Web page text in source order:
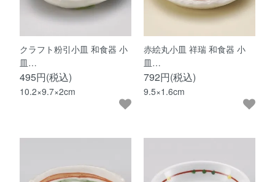
クラフト粉引小皿 和食器 小
皿…
495円(税込)
10.2×9.7×2cm
赤絵丸小皿 祥瑞 和食器 小
皿…
792円(税込)
9.5×1.6cm